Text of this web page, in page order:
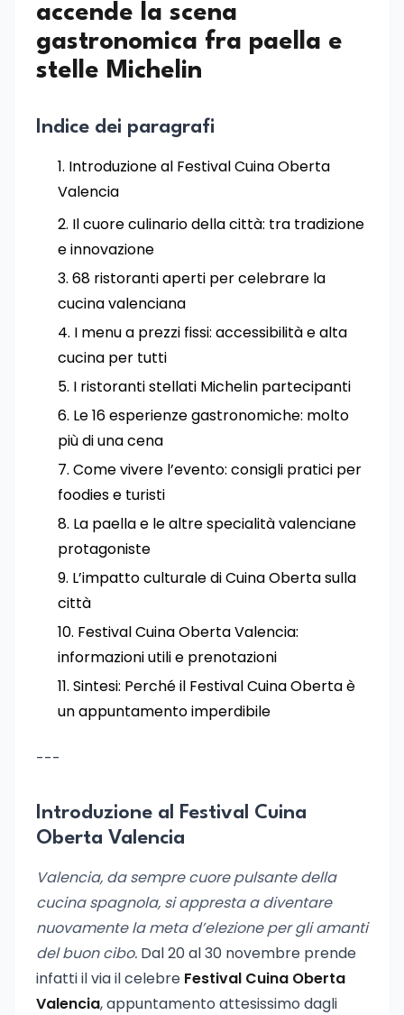
accende la scena
gastronomica fra paella e
stelle Michelin
Indice dei paragrafi
Introduzione al Festival Cuina Oberta
Valencia
Il cuore culinario della città: tra tradizione
e innovazione
68 ristoranti aperti per celebrare la
cucina valenciana
I menu a prezzi fissi: accessibilità e alta
cucina per tutti
I ristoranti stellati Michelin partecipanti
Le 16 esperienze gastronomiche: molto
più di una cena
Come vivere l’evento: consigli pratici per
foodies e turisti
La paella e le altre specialità valenciane
protagoniste
L’impatto culturale di Cuina Oberta sulla
città
Festival Cuina Oberta Valencia:
informazioni utili e prenotazioni
Sintesi: Perché il Festival Cuina Oberta è
un appuntamento imperdibile
---
Introduzione al Festival Cuina
Oberta Valencia
Valencia, da sempre cuore pulsante della
cucina spagnola, si appresta a diventare
nuovamente la meta d’elezione per gli amanti
del buon cibo. Dal 20 al 30 novembre prende
infatti il via il celebre Festival Cuina Oberta
Valencia, appuntamento attesissimo dagli